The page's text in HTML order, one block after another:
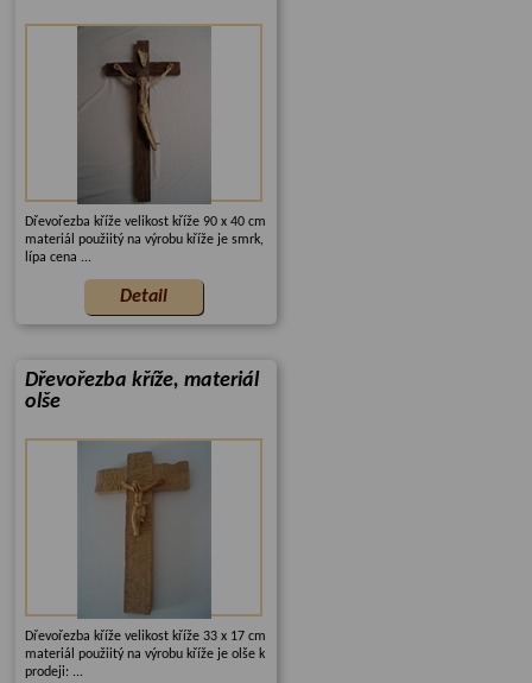
Dřevořezba kříže velikost kříže 90 x 40 cm
materiál použiitý na výrobu kříže je smrk,
lípa cena ...
Dřevořezba kříže, materiál
olše
Dřevořezba kříže velikost kříže 33 x 17 cm
materiál použiitý na výrobu kříže je olše k
prodeji: ...